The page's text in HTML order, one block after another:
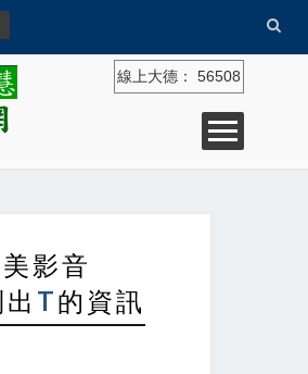
線上大德： 56508
影音
T的資訊